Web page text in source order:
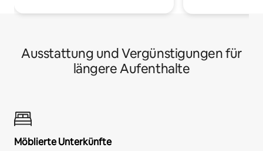
Ausstattung und Vergünstigungen für
längere Aufenthalte
Möblierte Unterkünfte